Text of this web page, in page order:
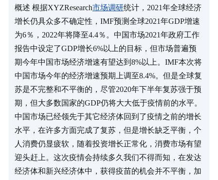
概述 根据XYZResearch市场调研统计，2021年全球经济
增长仍具众多不确定性，IMF预测全球2021年GDP增速
为6％，2022年将降至4.4％。中国市场2021年政府工作
报告中设定了GDP增长6%以上的目标，但市场普遍预
期今年中国市场经济增速有望达到8%以上。IMF本次将
中国市场今年的经济增速预期上调至8.4%。但是全球复
苏是不完整和不平衡的，尽管2020年下半年复苏强于预
期，但大多数国家的GDP仍将大大低于疫情前的水平。
中国市场已经领先于其它经济体回到了疫情之前的增长
水平，在许多方面完成了复苏，但是增长缺乏平衡，个
人消费仍显疲软，随着投资增长正常化，消费市场有望
迎头赶上。这次疫情会持续多久我们不得而知，在发达
经济体和新兴经济体中，获得疫苗的机会并不平衡，加